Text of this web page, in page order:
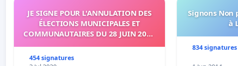
JE SIGNE POUR L'ANNULATION DES
ÉLECTIONS MUNICIPALES ET
COMMUNAUTAIRES DU 28 JUIN 2020
454 signatures
Signons Non
à
834 signatures